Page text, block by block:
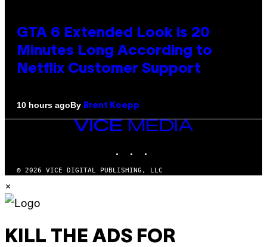
GTA 6 Extended Look is 20
Minutes Long According to
Netflix Customer Support
10 hours agoBy Brent Koepp
VICE
MEDIA
© 2026 VICE DIGITAL PUBLISHING, LLC
×
KILL THE ADS FOR